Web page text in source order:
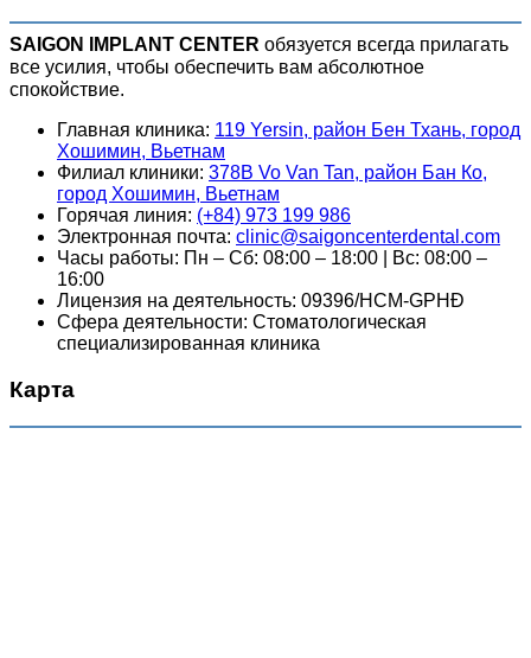
SAIGON IMPLANT CENTER обязуется всегда прилагать
все усилия, чтобы обеспечить вам абсолютное
спокойствие.
Главная клиника: 119 Yersin, район Бен Тхань, город
Хошимин, Вьетнам
Филиал клиники: 378B Vo Van Tan, район Бан Ко,
город Хошимин, Вьетнам
Горячая линия: (+84) 973 199 986
Электронная почта: clinic@saigoncenterdental.com
Часы работы: Пн – Сб: 08:00 – 18:00 | Вс: 08:00 –
16:00
Лицензия на деятельность: 09396/HCM-GPHĐ
Сфера деятельности: Стоматологическая
специализированная клиника
Карта